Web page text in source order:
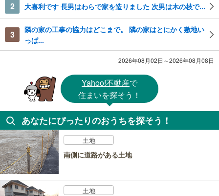
2 大喜利です 長男はわらで家を造りました 次男は木の枝で...
3
隣の家の工事の協力はどこまで。 隣の家はとにかく敷地い
っぱ...
2026年08月02日～2026年08月08日
Yahoo!不動産で
住まいを探そう！
あなたにぴったりのおうちを探そう！
土地
南側に道路がある土地
土地